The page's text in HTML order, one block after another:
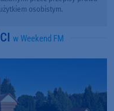
osobistym.
w Weekend FM